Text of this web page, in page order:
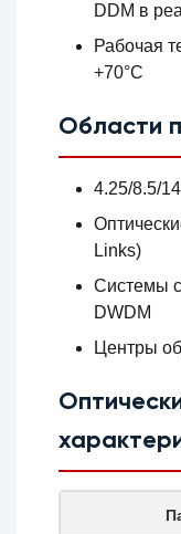
DDM в
Рабочая
+70°C
Области
4.25/8.5/
Links)
Системы
DWDM
Центры